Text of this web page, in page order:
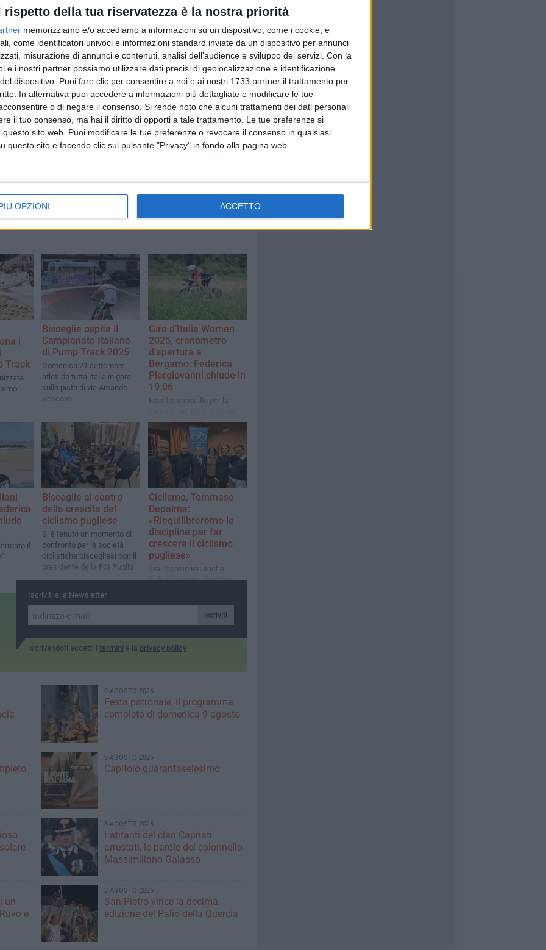
rispetto della tua riservatezza è la nostra priorità
memorizziamo e/o accediamo a informazioni su un dispositivo, come i cookie, e
come identificatori univoci e informazioni standard inviate da un dispositivo per annunci
misurazione di annunci e contenuti, analisi dell'audience e sviluppo dei servizi. Con la
e i nostri partner possiamo utilizzare dati precisi di geolocalizzazione e identificazione
dispositivo. Puoi fare clic per consentire a noi e ai nostri 1733 partner il trattamento per
In alternativa puoi accedere a informazioni più dettagliate e modificare le tue
o di negare il consenso. Si rende noto che alcuni trattamenti dei dati personali
il tuo consenso, ma hai il diritto di opporti a tale trattamento. Le tue preferenze si
sito web. Puoi modificare le tue preferenze o revocare il consenso in qualsiasi
questo sito e facendo clic sul pulsante "Privacy" in fondo alla pagina web.
OPZIONI ACCETTO
del Giro d'Italia. La Carovana arriverà in piazza
per circa 30 minuti.
chiusura delle scuole di ogni ordine e grado sul
13 maggio.
9 AGOSTO 2026
Incendio in un appartamento di
viale Calace, evacuate due
i
Track
Bisceglie ospita il
Campionato Italiano
di Pump Track 2025
Domenica 21 settembre
atleti da tutta Italia in gara
sulla pista di via Amando
Vescovo
Giro d’Italia Women
2025, cronometro
d’apertura a
Bergamo: Federica
Piergiovanni chiude in
19:06
Esordio tranquillo per la
dalle prime ma determinata
a crescere giorno dopo
giorno
il
Bisceglie al centro
della crescita del
ciclismo pugliese
Si è tenuto un momento di
confronto per le società
ciclistiche biscegliesi con il
presidente della FCI Puglia
Ciclismo, Tommaso
Depalma:
«Riequilibreremo le
discipline per far
crescere il ciclismo
pugliese»
Tra i consiglieri anche
Sabino Piccolo, direttore
Iscriviti alla Newsletter
Iscriviti
Iscrivendoti accetti i termini e la privacy policy
9 AGOSTO 2026
Festa patronale, il programma
completo di domenica 9 agosto
9 AGOSTO 2026
Capitolo quarantaseiesimo
8 AGOSTO 2026
Latitanti del clan Capriati
arrestati, le parole del colonnello
Massimiliano Galasso
un
e
8 AGOSTO 2026
San Pietro vince la decima
edizione del Palio della Quercia